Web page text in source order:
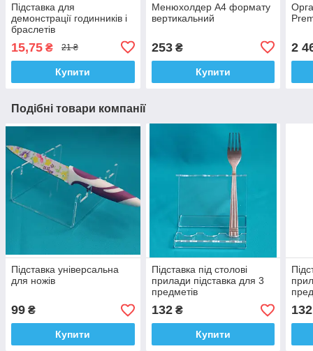
Підставка для
демонстрації годинників і
браслетів
15,75 ₴ 21 ₴
Купити
Менюхолдер А4 формату
вертикальний
253₴
Купити
2
Подібні товари компанії
Підставка універсальна
для ножів
99 ₴
Купити
Підставка під столові
прилади підставка для 3
предметів
132₴
Купити
132